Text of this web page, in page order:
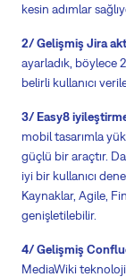
kesin adımlar
2/ Gelişmiş Jira
ayarladık, böylece
belirli kullanıcı
3/ Easy8
mobil tasarımla
güçlü bir araçtır.
iyi bir kullanıcı
Kaynaklar, Agile,
genişletilebilir.
4/ Gelişmiş
MediaWiki